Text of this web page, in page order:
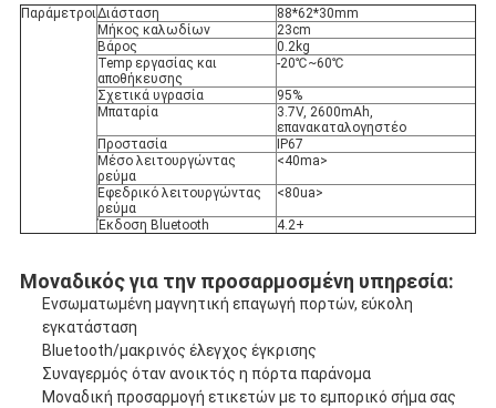
ΠαράμετροιΔιάσταση
88*62*30mm
Μήκος καλωδίων
23cm
Βάρος
0.2kg
Temp εργασίας και
αποθήκευσης
-20℃~60℃
Σχετικά υγρασία
95%
Μπαταρία
3.7V, 2600mAh,
επανακαταλογηστέο
Προστασία
IP67
Μέσο λειτουργώντας
ρεύμα
<40ma>
Εφεδρικό λειτουργώντας
ρεύμα
<80ua>
Έκδοση Bluetooth 4.2+
Μοναδικός για την προσαρμοσμένη υπηρεσία:
Ενσωματωμένη μαγνητική επαγωγή πορτών, εύκολη
εγκατάσταση
Bluetooth/μακρινός έλεγχος έγκρισης
Συναγερμός όταν ανοικτός η πόρτα παράνομα
Μοναδική προσαρμογή ετικετών με το εμπορικό σήμα σας